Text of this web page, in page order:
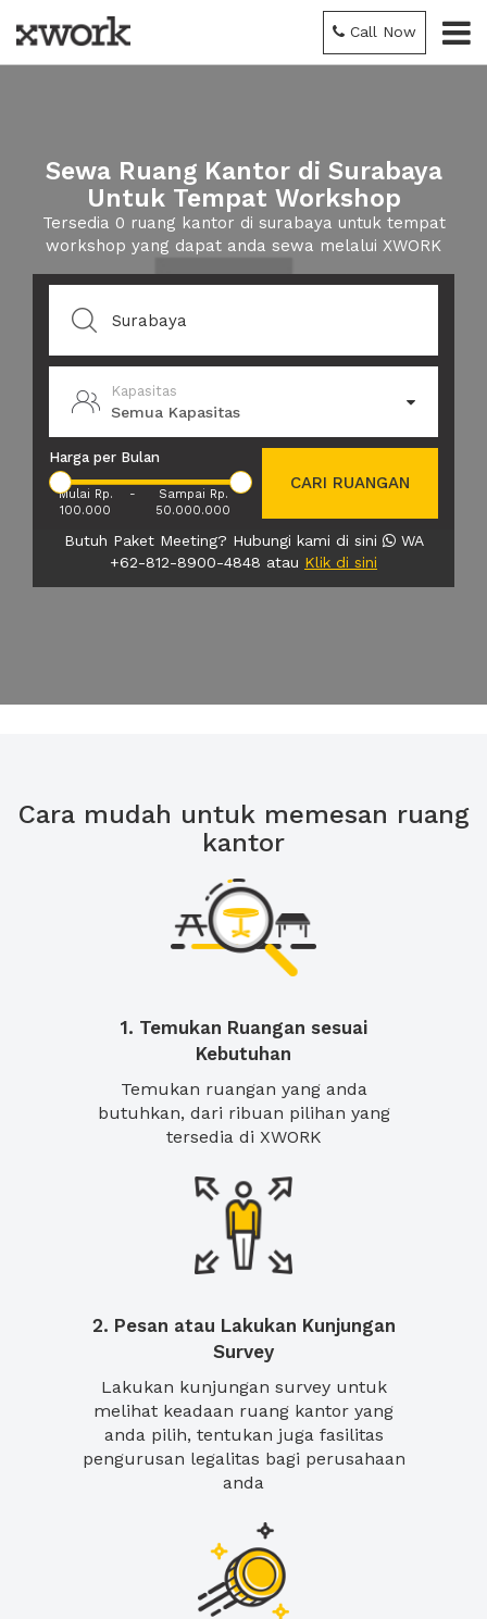
Call Now
Sewa Ruang Kantor di Surabaya
Untuk Tempat Workshop
Tersedia 0 ruang kantor di surabaya untuk tempat
workshop yang dapat anda sewa melalui XWORK
Kapasitas
Semua Kapasitas
Harga per Bulan
Mulai Rp.
100.000
-
Sampai Rp.
50.000.000
CARI RUANGAN
Butuh Paket Meeting? Hubungi kami di sini
WA
+62-812-8900-4848 atau Klik di sini
Cara mudah untuk memesan ruang
kantor
1. Temukan Ruangan sesuai
Kebutuhan
Temukan ruangan yang anda
butuhkan, dari ribuan pilihan yang
tersedia di XWORK
2. Pesan atau Lakukan Kunjungan
Survey
Lakukan kunjungan survey untuk
melihat keadaan ruang kantor yang
anda pilih, tentukan juga fasilitas
pengurusan legalitas bagi perusahaan
anda